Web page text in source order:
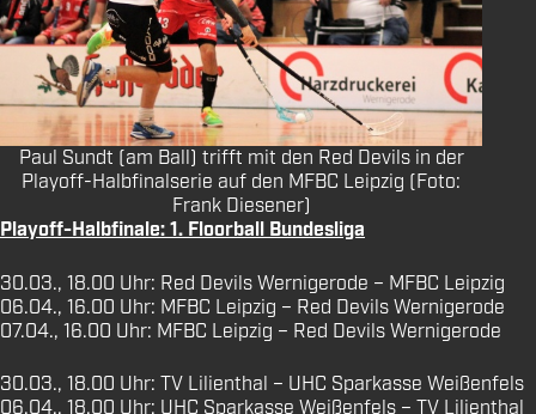
Paul Sundt (am Ball) trifft mit den Red Devils in der
Playoff-Halbfinalserie auf den MFBC Leipzig (Foto:
Frank Diesener)
Playoff-Halbfinale: 1. Floorball Bundesliga
30.03., 18.00 Uhr: Red Devils Wernigerode – MFBC Leipzig
06.04., 16.00 Uhr: MFBC Leipzig – Red Devils Wernigerode
07.04., 16.00 Uhr: MFBC Leipzig – Red Devils Wernigerode
30.03., 18.00 Uhr: TV Lilienthal – UHC Sparkasse Weißenfels
06.04., 18.00 Uhr: UHC Sparkasse Weißenfels – TV Lilienthal